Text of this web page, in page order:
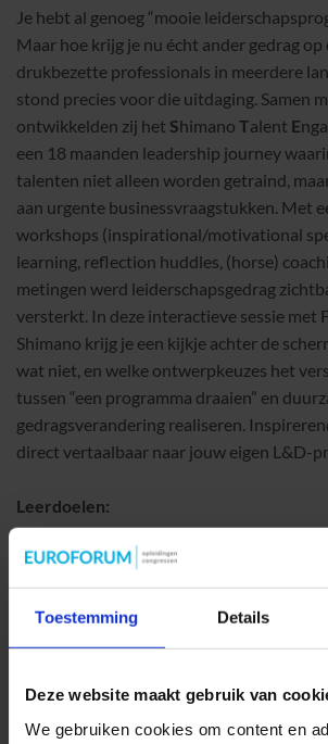
Toestemming Details
Deze website maakt gebruik van
We gebruiken cookies om content en
Je hebt al genoeg “mooie
Maar hoe krijg je nu écht ander gedrag
drukbezette professionals in meerdere
stond precies voor die uitdaging. Samen
ontwikkelden zij het Shimano Talent E
een 18 maanden leadership journey
talenten niet alleen worden getraind,
aan urgente businessvraagstukken. Met
workshops (inspirational/motivational
learning, reflection huddles, (horse)
metingen werd leiderschapsgedrag
versterkt. In deze interactieve sessie met
Shimano krijg je een kijkje achter de
wat niet, en welke ontwerpkeuzes het
tussen “een programma draaien” en
gedragsverandering realiseren.
direct vertaalbaar naar jouw eigen L&D-
Leerdoelen:
Ontwerp een effectief
Maak leiderschapsgedrag én
aantoonbaar meetbaar.
Verbind je leerinterventies direct aan